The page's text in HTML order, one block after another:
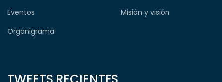
Eventos
Misión y visión
Organigrama